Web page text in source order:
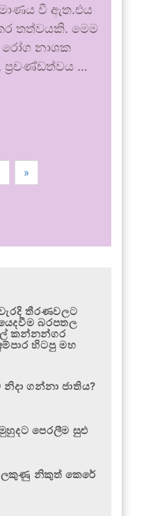
වී ඇත.එය
තත්වයකි. මෙම
රෝග නාශක
ප්‍රචණ්ඩත්වය …
»
තීරණවලට
බරපතල
කන්නන්ගර
හිටපු මහ
ගන්නා ජාතිය?
පෙරලීම සුළු
ලකුණු නිකුත් කෙරේ